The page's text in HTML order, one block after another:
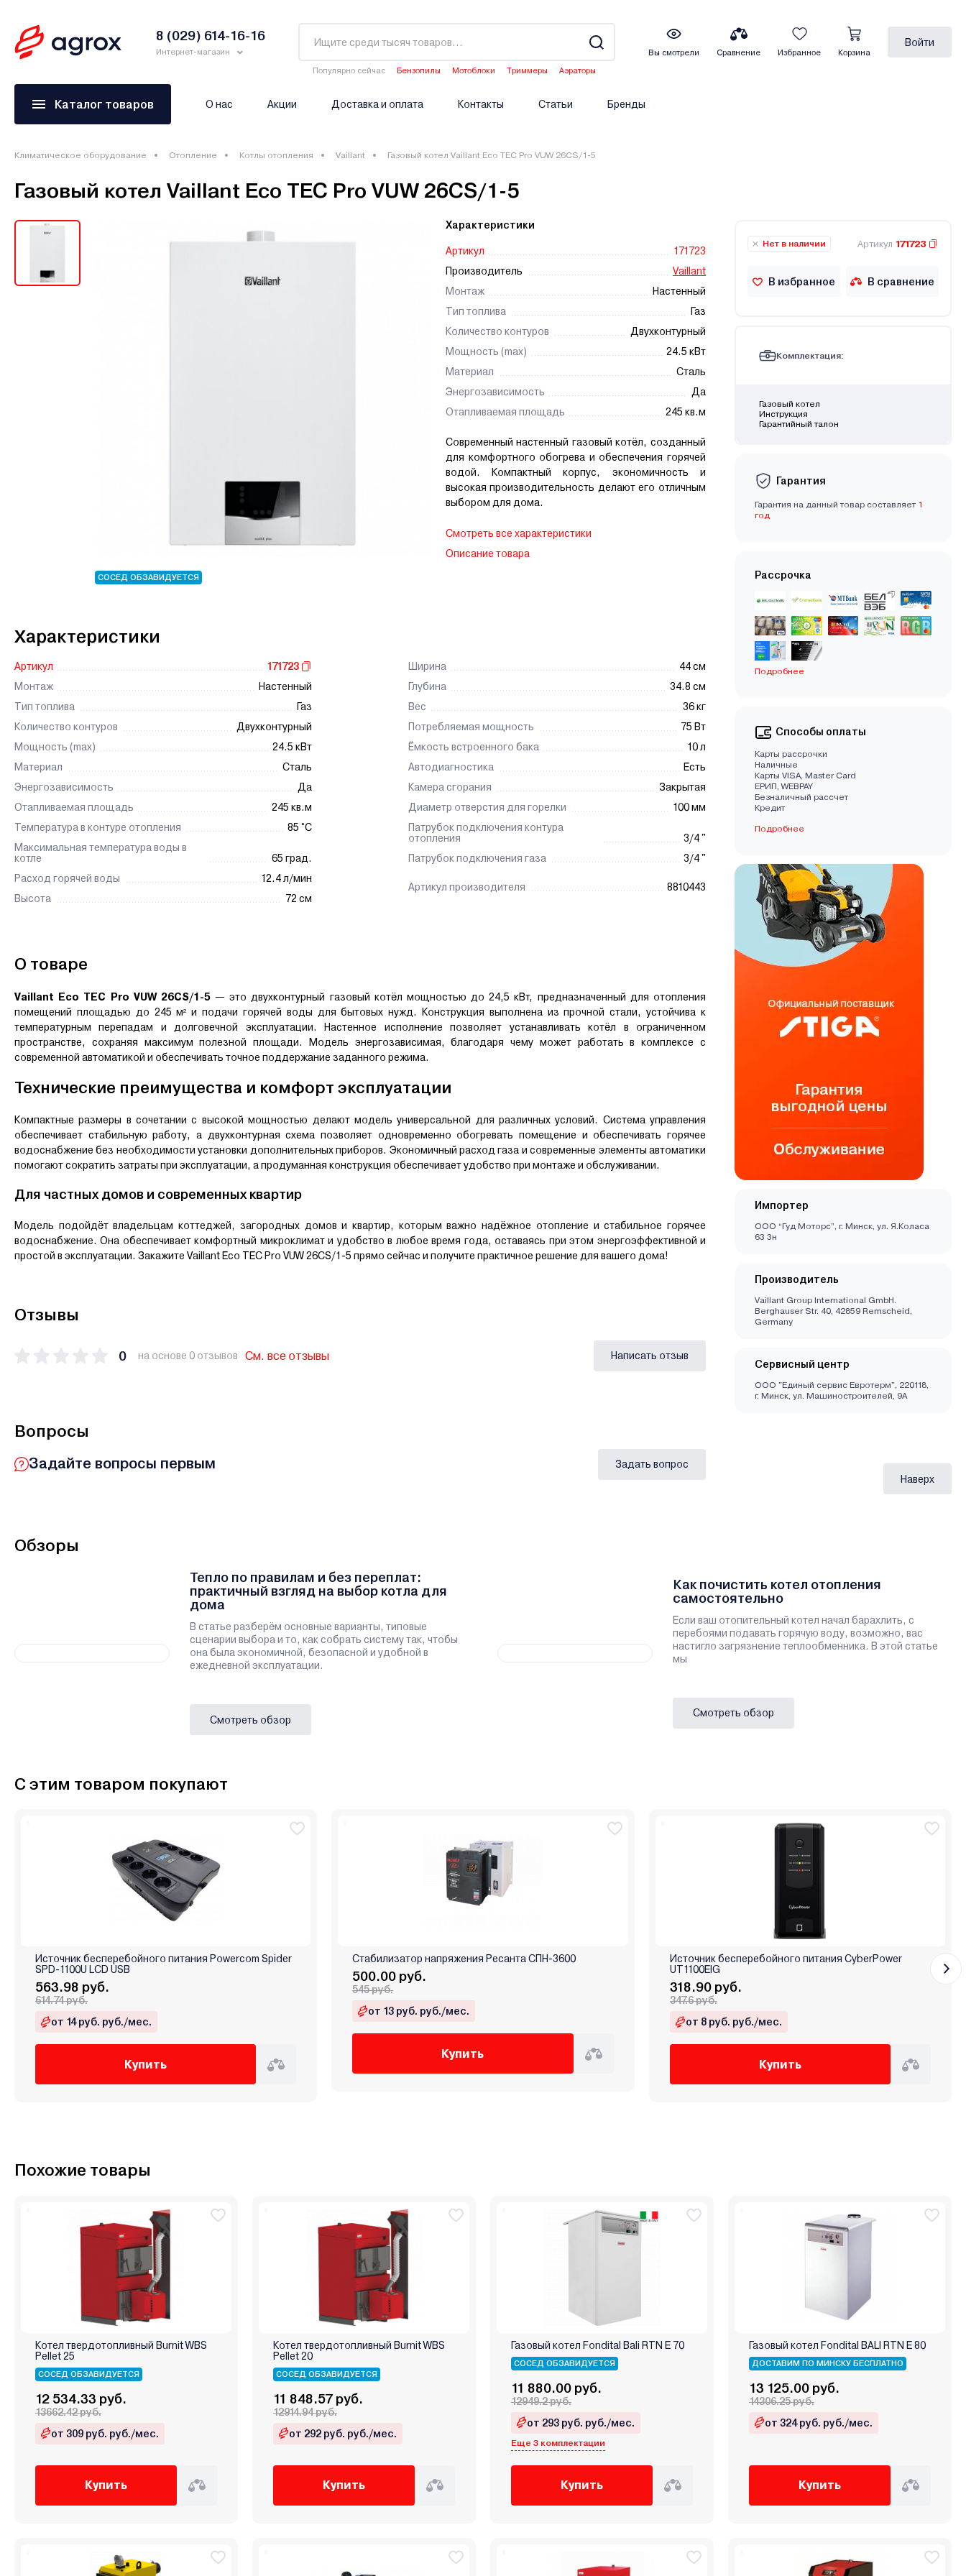
8 (029) 614-16-16
Интернет-магазин
Популярно сейчас Бензопилы Мотоблоки Триммеры
Аэраторы
Вы смотрели Сравнение Избранное Корзина
Войти
Каталог товаров О нас Акции Доставка и оплата Контакты Статьи Бренды
Климатическое оборудование Отопление Котлы отопления Vaillant Газовый котел Vaillant Eco TEC Pro VUW 26CS/1-5
Газовый котел Vaillant Eco TEC Pro VUW 26CS/1-5
СОСЕД ОБЗАВИДУЕТСЯ
Характеристики
Артикул
171723
Производитель
Vaillant
Монтаж
Настенный
Тип топлива
Газ
Количество контуров
Двухконтурный
Мощность (max)
24.5 кВт
Материал
Сталь
Энергозависимость
Да
Отапливаемая площадь
245 кв.м
Современный настенный газовый котёл, созданный
для комфортного обогрева и обеспечения горячей
водой. Компактный корпус, экономичность и
высокая производительность делают его отличным
выбором для дома.
Смотреть все характеристики
Описание товара
Характеристики
Артикул
171723
Монтаж
Настенный
Тип топлива
Газ
Количество контуров
Двухконтурный
Мощность (max)
24.5 кВт
Материал
Сталь
Энергозависимость
Да
Отапливаемая площадь
245 кв.м
Температура в контуре отопления
85 °C
Максимальная температура воды в
котле
65 град.
Расход горячей воды
12.4 л/мин
Высота
72 см
Ширина
44 см
Глубина
34.8 см
Вес
36 кг
Потребляемая мощность
75 Вт
Ёмкость встроенного бака
10 л
Автодиагностика
Есть
Камера сгорания
Закрытая
Диаметр отверстия для горелки
100 мм
Патрубок подключения контура
отопления
3/4 "
Патрубок подключения газа
3/4 "
Артикул производителя 8810443
О товаре
Vaillant Eco TEC Pro VUW 26CS/1-5— это двухконтурный газовый котёл мощностью до 24,5 кВт, предназначенный для отопления
помещений площадью до 245 м² и подачи горячей воды для бытовых нужд. Конструкция выполнена из прочной стали, устойчива к
температурным перепадам и долговечной эксплуатации. Настенное исполнение позволяет устанавливать котёл в ограниченном
пространстве, сохраняя максимум полезной площади. Модель энергозависимая, благодаря чему может работать в комплексе с
современной автоматикой и обеспечивать точное поддержание заданного режима.
Технические преимущества и комфорт эксплуатации
Компактные размеры в сочетании с высокой мощностью делают модель универсальной для различных условий. Система управления
обеспечивает стабильную работу, а двухконтурная схема позволяет одновременно обогревать помещение и обеспечивать горячее
водоснабжение без необходимости установки дополнительных приборов. Экономичный расход газа и современные элементы автоматики
помогают сократить затраты при эксплуатации, а продуманная конструкция обеспечивает удобство при монтаже и обслуживании.
Для частных домов и современных квартир
Модель подойдёт владельцам коттеджей, загородных домов и квартир, которым важно надёжное отопление и стабильное горячее
водоснабжение. Она обеспечивает комфортный микроклимат и удобство в любое время года, оставаясь при этом энергоэффективной и
простой в эксплуатации. Закажите Vaillant Eco TEC Pro VUW 26CS/1-5 прямо сейчас и получите практичное решение для вашего дома!
Отзывы
0 на основе 0 отзывов См. все отзывы Написать отзыв
Вопросы
Задайте вопросы первым Задать вопрос
Нет в наличии Артикул 171723
В избранное В сравнение
Комплектация:
Газовый котел
Инструкция
Гарантийный талон
Гарантия
Гарантия на данный товар составляет 1
год
Рассрочка
Подробнее
Способы оплаты
Карты рассрочки
Наличные
Карты VISA, Master Card
EРИП, WEBPAY
Безналичный рассчет
Кредит
Подробнее
Импортер
ООО “Гуд Моторс”, г. Минск, ул. Я.Коласа
63 3н
Производитель
Vaillant Group International GmbH.
Berghauser Str. 40, 42859 Remscheid,
Germany
Сервисный центр
ООО "Единый сервис Евротерм", 220118,
г. Минск, ул. Машиностроителей, 9А
Наверх
Обзоры
Тепло по правилам и без переплат:
практичный взгляд на выбор котла для
дома
В статье разберём основные варианты, типовые
сценарии выбора и то, как собрать систему так, чтобы
она была экономичной, безопасной и удобной в
ежедневной эксплуатации.
Смотреть обзор
Как почистить котел отопления
самостоятельно
Если ваш отопительный котел начал барахлить, с
перебоями подавать горячую воду, возможно, вас
настигло загрязнение теплообменника. В этой статье
мы
Смотреть обзор
С этим товаром покупают
Источник бесперебойного питания Powercom Spider
SPD-1100U LCD USB
563.98 руб.
614.74 руб.
от 14 руб. руб./мес.
Купить
Стабилизатор напряжения Ресанта СПН-3600
500.00 руб.
545 руб.
от 13 руб. руб./мес.
Купить
Источник бесперебойного питания CyberPower
UT1100EIG
318.90 руб.
347.6 руб.
от 8 руб. руб./мес.
Купить
Похожие товары
Котел твердотопливный Burnit WBS
Pellet 25
СОСЕД ОБЗАВИДУЕТСЯ
12 534.33 руб.
13662.42 руб.
от 309 руб. руб./мес.
Купить
Котел твердотопливный Burnit WBS
Pellet 20
СОСЕД ОБЗАВИДУЕТСЯ
11 848.57 руб.
12914.94 руб.
от 292 руб. руб./мес.
Купить
Газовый котел Fondital Bali RTN E 70
СОСЕД ОБЗАВИДУЕТСЯ
11 880.00 руб.
12949.2 руб.
от 293 руб. руб./мес.
Еще 3 комплектации
Купить
Газовый котел Fondital BALI RTN E 80
ДОСТАВИМ ПО МИНСКУ БЕСПЛАТНО
13 125.00 руб.
14306.25 руб.
от 324 руб. руб./мес.
Купить